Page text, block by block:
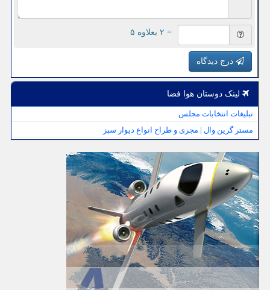
= ۲ بعلاوه ۵
درج دیدگاه
لینک دوستان هوا فضا
تبلیغات انتخابات مجلس
مستر گرین وال | مجری و طراح انواع دیوار سبز